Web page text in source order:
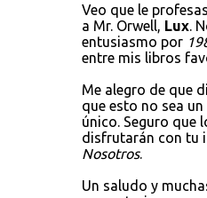
Veo que le
a Mr. Orwell, Lux.
entusiasmo por
entre mis libros
Me alegro de que
que esto no sea
único. Seguro que
disfrutarán con tu
Nosotros.
Un saludo y